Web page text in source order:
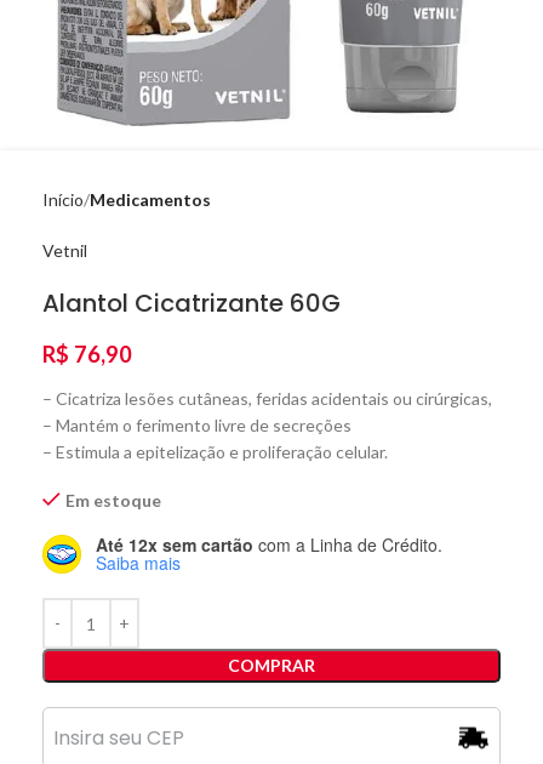
Início Medicamentos
Vetnil
Alantol Cicatrizante 60G
R$ 76,90
– Cicatriza lesões cutâneas, feridas acidentais ou cirúrgicas,
– Mantém o ferimento livre de secreções
– Estimula a epitelização e proliferação celular.
Em estoque
Até 12x sem cartão com a Linha de Crédito.
Saiba mais
COMPRAR